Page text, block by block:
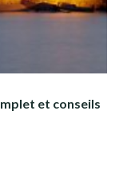
et conseils